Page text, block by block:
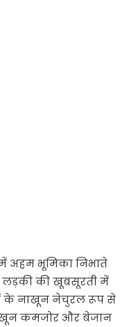
अहम भूमिका निभाते
की खूबसूरती में
के नाखून नेचुरल रूप से
कमजोर और बेजान